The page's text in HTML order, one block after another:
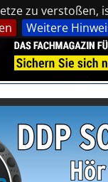
zu
Weitere